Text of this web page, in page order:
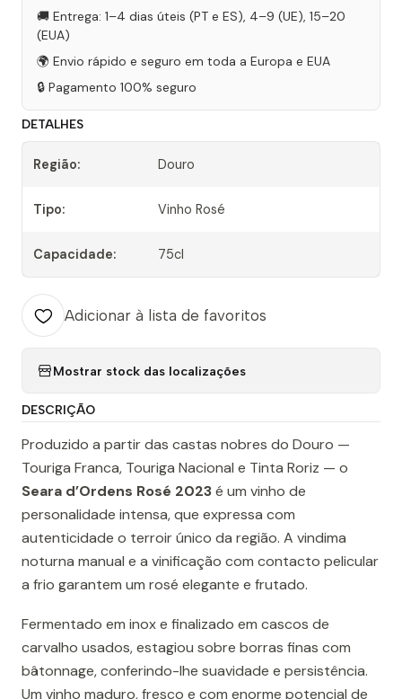
🚚 Entrega: 1–4 dias úteis (PT e ES), 4–9 (UE), 15–20
(EUA)
🌍 Envio rápido e seguro em toda a Europa e EUA
🔒 Pagamento 100% seguro
DETALHES
Região: Douro
Tipo: Vinho Rosé
Capacidade: 75cl
Adicionar à lista de favoritos
Mostrar stock das localizações
DESCRIÇÃO
Produzido a partir das castas nobres do Douro —
Touriga Franca, Touriga Nacional e Tinta Roriz — o
Seara d’Ordens Rosé 2023é um vinho de
personalidade intensa, que expressa com
autenticidade o terroir único da região. A vindima
noturna manual e a vinificação com contacto pelicular
a frio garantem um rosé elegante e frutado.
Fermentado em inox e finalizado em cascos de
carvalho usados, estagiou sobre borras finas com
bâtonnage, conferindo-lhe suavidade e persistência.
Um vinho maduro, fresco e com enorme potencial de